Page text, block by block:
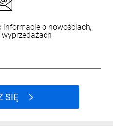
informacje o nowościach,
SIĘ